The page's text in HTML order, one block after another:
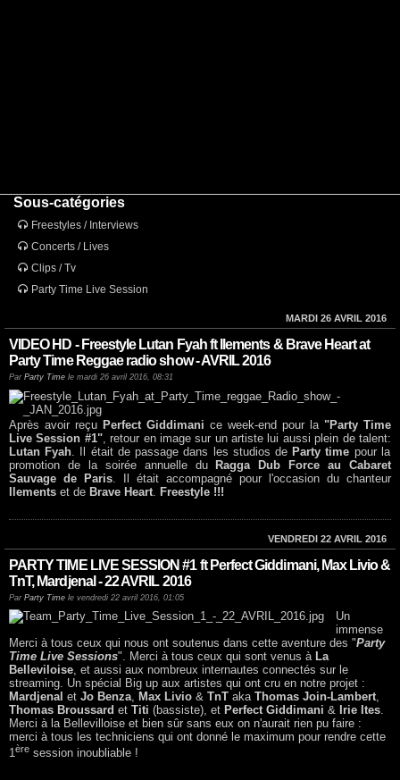
Sous-catégories
Freestyles / Interviews
Concerts / Lives
Clips / Tv
Party Time Live Session
MARDI 26 AVRIL 2016
VIDEO HD - Freestyle Lutan Fyah ft Ilements & Brave Heart at
Party Time Reggae radio show - AVRIL 2016
Par Party Time le mardi 26 avril 2016, 08:31
Après avoir reçu Perfect Giddimani ce week-end pour la "Party Time
Live Session #1", retour en image sur un artiste lui aussi plein de talent:
Lutan Fyah. Il était de passage dans les studios de Party time pour la
promotion de la soirée annuelle du
Ragga Dub Force au Cabaret
Sauvage de Paris. Il était accompagné pour l'occasion du chanteur
Ilements et de Brave Heart. Freestyle !!!
VENDREDI 22 AVRIL 2016
PARTY TIME LIVE SESSION #1 ft Perfect Giddimani, Max Livio &
TnT, Mardjenal - 22 AVRIL 2016
Par Party Time le vendredi 22 avril 2016, 01:05
Un
immense
Merci à tous ceux qui nous ont soutenus dans cette aventure des "Party
Time Live Sessions". Merci à tous ceux qui sont venus à La
Belleviloise, et aussi aux nombreux internautes connectés sur le
streaming. Un spécial Big up aux artistes qui ont cru en notre projet :
Mardjenal et Jo Benza, Max Livio & TnT aka Thomas Join-Lambert,
Thomas Broussard et Titi (bassiste), et Perfect Giddimani & Irie Ites.
Merci à la Bellevilloise et bien sûr sans eux on n'aurait rien pu faire :
merci à tous les techniciens qui ont donné le maximum pour rendre cette
1ère session inoubliable !